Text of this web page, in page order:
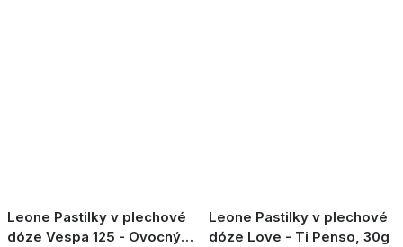
Leone Pastilky v plechové
dóze Vespa 125 - Ovocný
Leone Pastilky v plechové
dóze Love - Ti Penso, 30g